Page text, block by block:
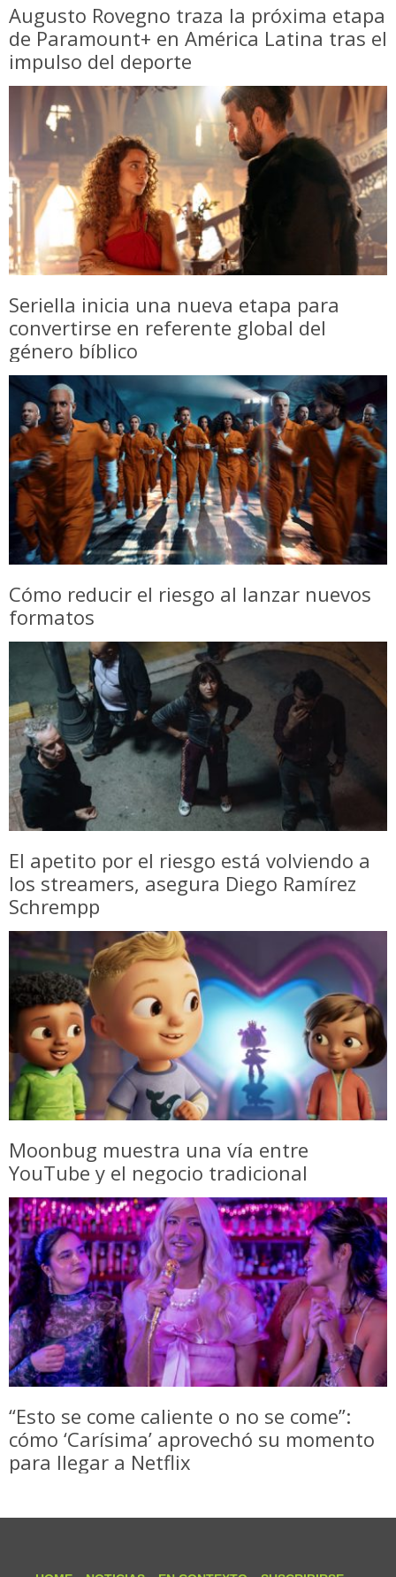
Augusto Rovegno traza la próxima etapa
de Paramount+ en América Latina tras el
impulso del deporte
Seriella inicia una nueva etapa para
convertirse en referente global del
género bíblico
Cómo reducir el riesgo al lanzar nuevos
formatos
El apetito por el riesgo está volviendo a
los streamers, asegura Diego Ramírez
Schrempp
Moonbug muestra una vía entre
YouTube y el negocio tradicional
“Esto se come caliente o no se come”:
cómo ‘Carísima’ aprovechó su momento
para llegar a Netflix